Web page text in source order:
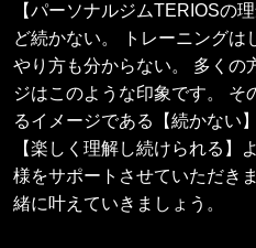
【パーソナルジムTERIOSの
ど続かない。 トレーニングは
やり方も分からない。 多くの
ジはこのような印象です。 そ
るイメージである【続かない
【楽しく理解し続けられる】
様をサポートさせていただき
緒に叶えていきましょう。